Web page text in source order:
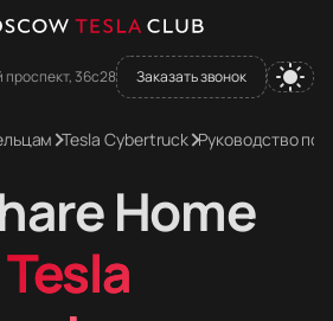
проспект, 36с28 Заказать звонок
Tesla Cybertruck Руководство
Home
Tesla